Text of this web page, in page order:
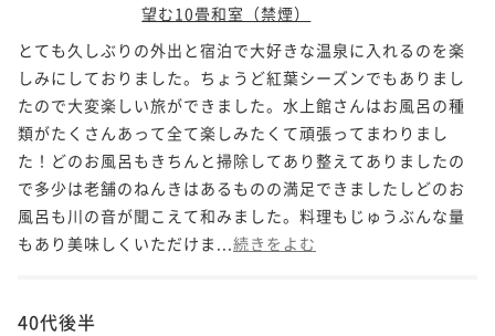
望む10畳和室（禁煙）
とても久しぶりの外出と宿泊で大好きな温泉に入れるのを楽
しみにしておりました。ちょうど紅葉シーズンでもありまし
たので大変楽しい旅ができました。水上館さんはお風呂の種
類がたくさんあって全て楽しみたくて頑張ってまわりまし
た！どのお風呂もきちんと掃除してあり整えてありましたの
で多少は老舗のねんきはあるものの満足できましたしどのお
風呂も川の音が聞こえて和みました。料理もじゅうぶんな量
もあり美味しくいただけま... 続きをよむ
40代後半